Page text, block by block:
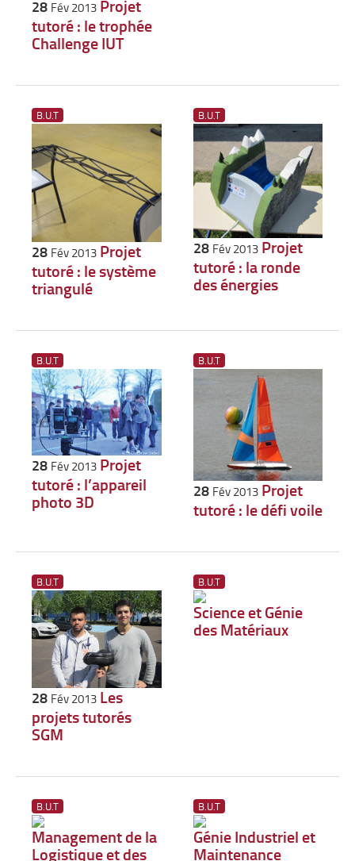
28 Fév 2013 Projet
tutoré : le trophée
Challenge IUT
B.U.T
28 Fév 2013 Projet
tutoré : le système
triangulé
B.U.T
28 Fév 2013 Projet
tutoré : la ronde
des énergies
B.U.T
28 Fév 2013 Projet
tutoré : l’appareil
photo 3D
B.U.T
28 Fév 2013 Projet
tutoré : le défi voile
B.U.T
28 Fév 2013 Les
projets tutorés
SGM
B.U.T
Science et Génie
des Matériaux
B.U.T
Management de la
Logistique et des
B.U.T
Génie Industriel et
Maintenance